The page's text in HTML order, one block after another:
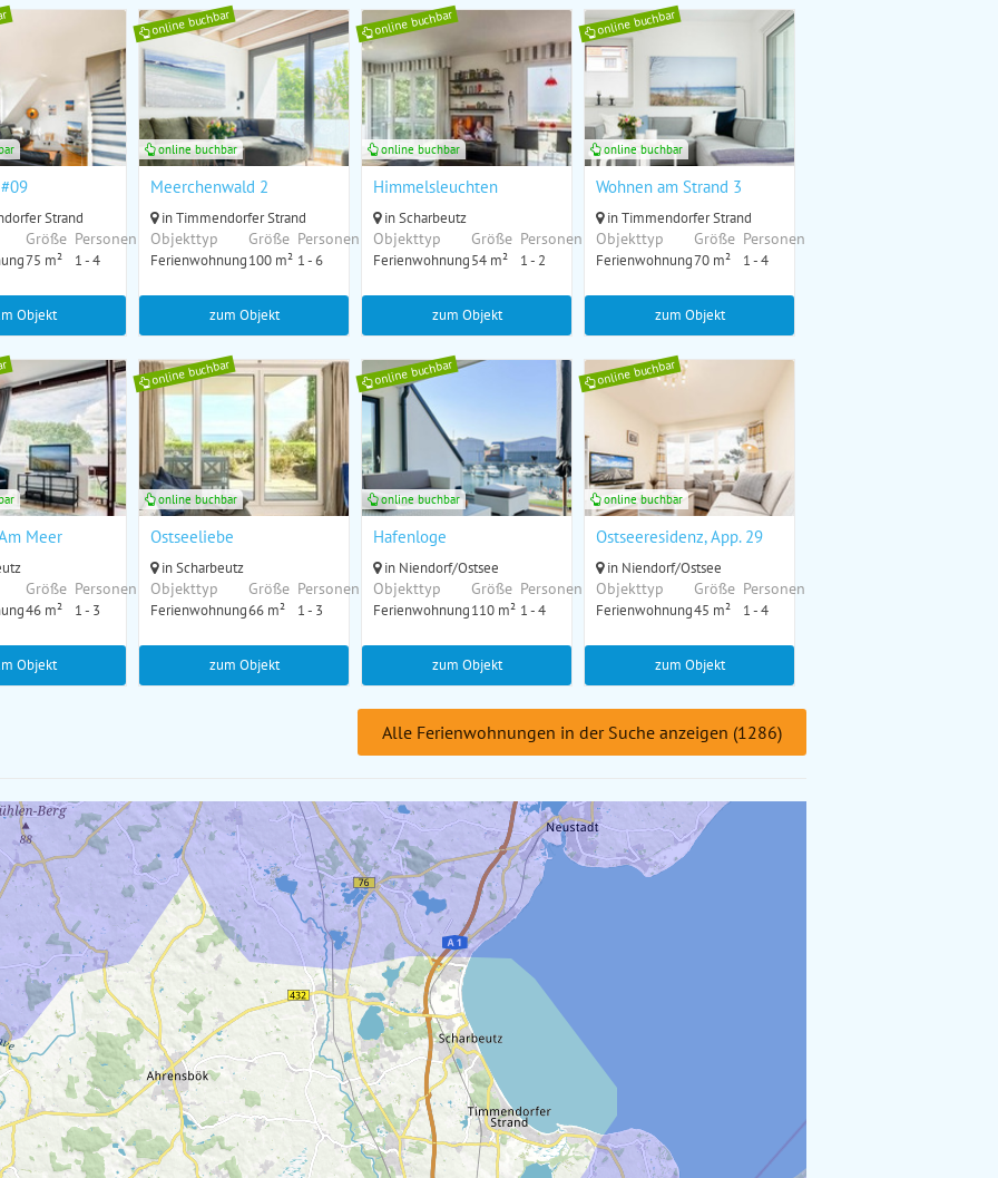
Strand
Größe
75 m²
Personen
1 - 4
Objekt
online buchbar
Meerchenwald 2
in Timmendorfer Strand
Objekttyp
Ferienwohnung
Größe
100 m²
Personen
1 - 6
online buchbar
zum Objekt
online buchbar
Himmelsleuchten
in Scharbeutz
Objekttyp
Ferienwohnung
Größe
54 m²
Personen
1 - 2
online buchbar
zum Objekt
online buchbar
Wohnen am Strand 3
in Timmendorfer Strand
Objekttyp
Ferienwohnung
Größe
70 m²
Personen
1 - 4
online buchbar
zum Objekt
Meer
Größe
46 m²
Personen
1 - 3
Objekt
online buchbar
Ostseeliebe
in Scharbeutz
Objekttyp
Ferienwohnung
Größe
66 m²
Personen
1 - 3
online buchbar
zum Objekt
online buchbar
Hafenloge
in Niendorf/Ostsee
Objekttyp
Ferienwohnung
Größe
110 m²
Personen
1 - 4
online buchbar
zum Objekt
online buchbar
Ostseeresidenz, App. 29
in Niendorf/Ostsee
Objekttyp
Ferienwohnung
Größe
45 m²
Personen
1 - 4
online buchbar
zum Objekt
Alle Ferienwohnungen in der Suche anzeigen (1286)